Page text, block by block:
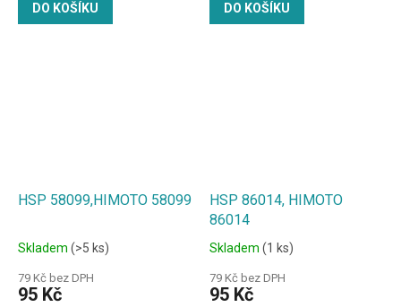
DO KOŠÍKU DO KOŠÍKU
HSP 58099,HIMOTO 58099
Skladem (>5 ks)
79 Kč bez DPH
95 Kč
HSP 86014, HIMOTO
86014
Skladem (1 ks)
79 Kč bez DPH
95 Kč